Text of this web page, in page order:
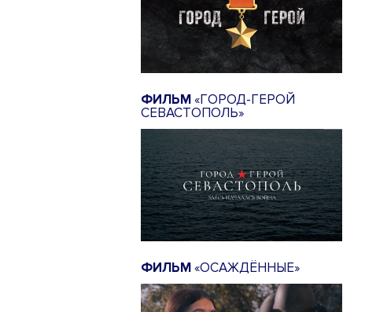
ФИЛЬМ«ГОРОД-ГЕРОЙ
СЕВАСТОПОЛЬ»
ФИЛЬМ«ОСАЖДЁННЫЕ»